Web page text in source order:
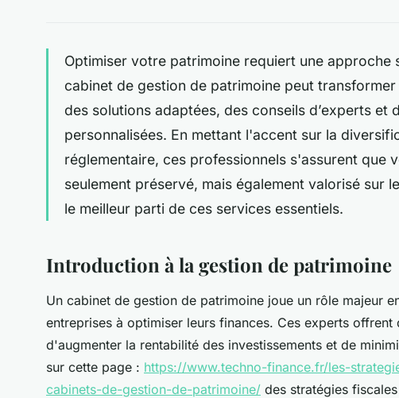
Optimiser votre patrimoine requiert une approche
cabinet de gestion de patrimoine peut
des solutions adaptées, des conseils d’experts et
personnalisées. En mettant l'accent sur la
réglementaire, ces professionnels s'assurent que
seulement préservé, mais également valorisé sur
le meilleur parti de ces services essentiels.
Introduction à la gestion de patrimoine
Un cabinet de gestion de patrimoine joue un rôle majeur
entreprises à optimiser leurs finances. Ces experts offrent
d'augmenter la rentabilité des investissements et de
sur cette page : https://www.techno-finance.fr/les-
cabinets-de-gestion-de-patrimoine/ des stratégies